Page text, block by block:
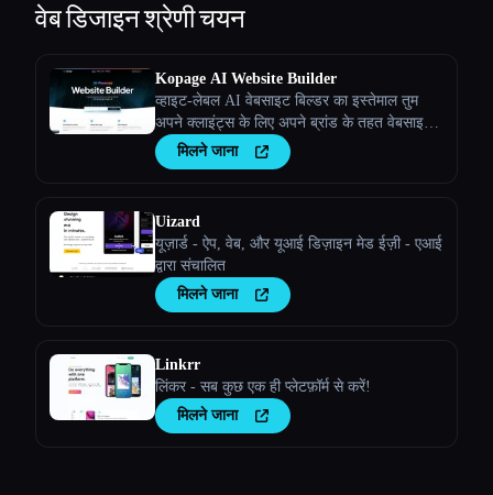
वेब डिजाइनश्रेणी चयन
Kopage AI Website Builder
व्हाइट-लेबल AI वेबसाइट बिल्डर का इस्तेमाल तुम
अपने क्लाइंट्स के लिए अपने ब्रांड के तहत वेबसाइट
बनाने के लिए कर सकते हो
मिलने जाना
Uizard
यूज़ार्ड - ऐप, वेब, और यूआई डिज़ाइन मेड ईज़ी - एआई
द्वारा संचालित
मिलने जाना
Linkrr
लिंकर - सब कुछ एक ही प्लेटफ़ॉर्म से करें!
मिलने जाना